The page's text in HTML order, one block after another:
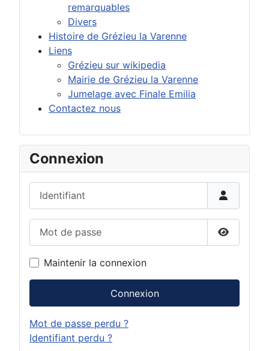
remarquables
Divers
Histoire de Grézieu la Varenne
Liens
Grézieu sur wikipedia
Mairie de Grézieu la Varenne
Jumelage avec Finale Emilia
Contactez nous
Connexion
Afficher
Maintenir la connexion
Connexion
Mot de passe perdu ?
Identifiant perdu ?